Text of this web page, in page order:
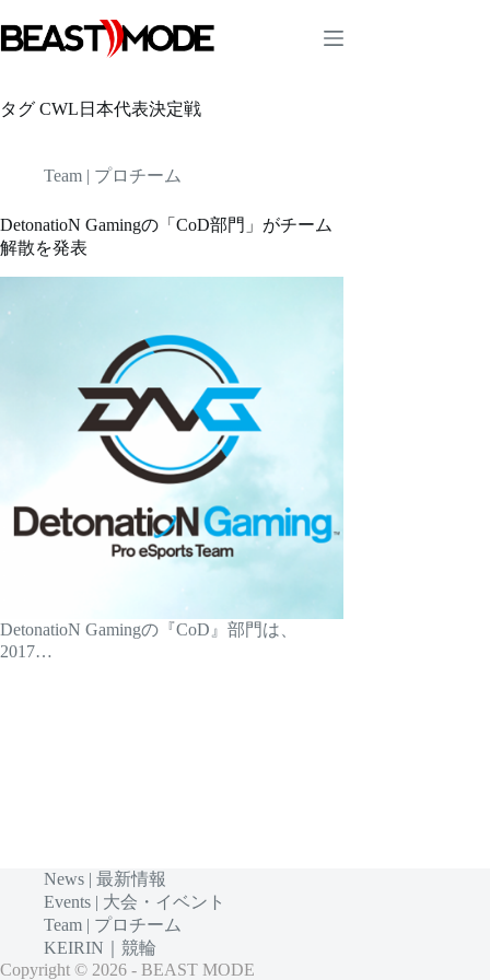
ン
テ
ツ
へ
プ
タグ CWL日本代表決定戦
Team | プロチーム
DetonatioN Gamingの「CoD部門」がチーム
解散を発表
DetonatioN Gamingの『CoD』部門は、
2017…
News | 最新情報
Events | 大会・イベント
Team | プロチーム
KEIRIN｜競輪
Copyright © 2026 - BEAST MODE